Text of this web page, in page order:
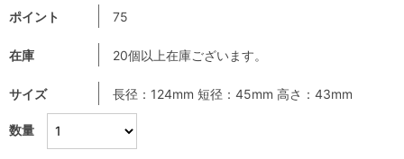
数量
ポイント 75
在庫 20個以上在庫ございます。
サイズ 長径：124mm 短径：45mm 高さ：43mm